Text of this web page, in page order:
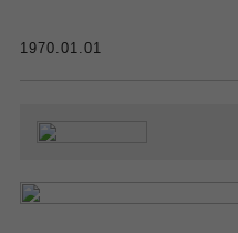
1970.01.01